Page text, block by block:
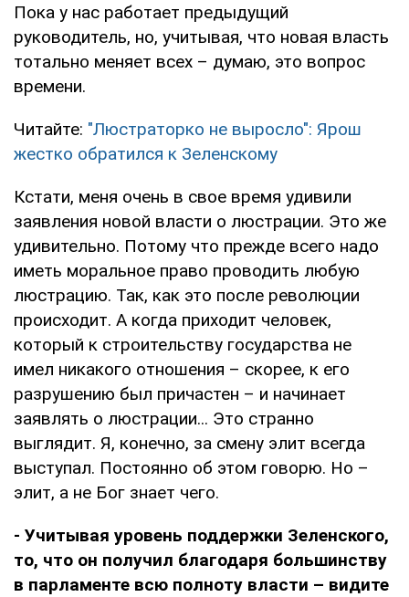
Пока у нас работает предыдущий
руководитель, но, учитывая, что новая власть
тотально меняет всех – думаю, это вопрос
времени.
Читайте: "Люстраторко не выросло": Ярош
жестко обратился к Зеленскому
Кстати, меня очень в свое время удивили
заявления новой власти о люстрации. Это же
удивительно. Потому что прежде всего надо
иметь моральное право проводить любую
люстрацию. Так, как это после революции
происходит. А когда приходит человек,
который к строительству государства не
имел никакого отношения – скорее, к его
разрушению был причастен – и начинает
заявлять о люстрации... Это странно
выглядит. Я, конечно, за смену элит всегда
выступал. Постоянно об этом говорю. Но –
элит, а не Бог знает чего.
- Учитывая уровень поддержки Зеленского,
то, что он получил благодаря большинству
в парламенте всю полноту власти – видите